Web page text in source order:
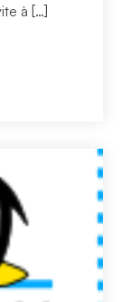
à […]